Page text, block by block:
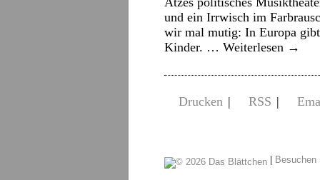
und ein Irrwisch im
wir mal mutig: In Europa
Kinder. … Weiterlesen →
Drucken | RSS |
|